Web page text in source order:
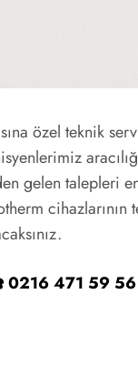
özel teknik
gelen talepleri
0216 471 59 56